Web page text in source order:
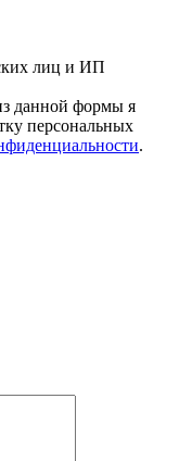
лиц и ИП
данной формы я
персональных
.